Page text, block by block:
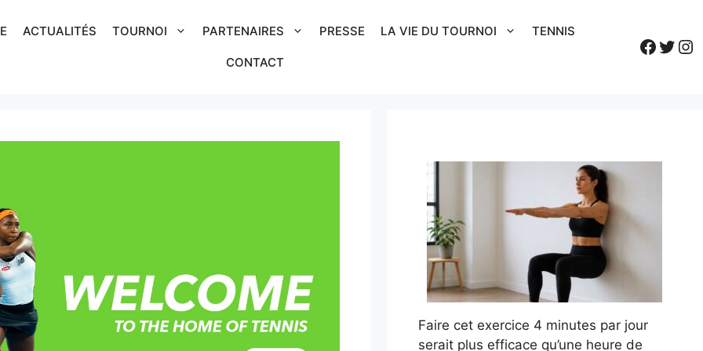
ACTUALITÉS TOURNOI PARTENAIRES PRESSE LA VIE DU TOURNOI TENNIS
CONTACT
Faire cet exercice 4 minutes par jour
serait plus efficace qu’une heure de